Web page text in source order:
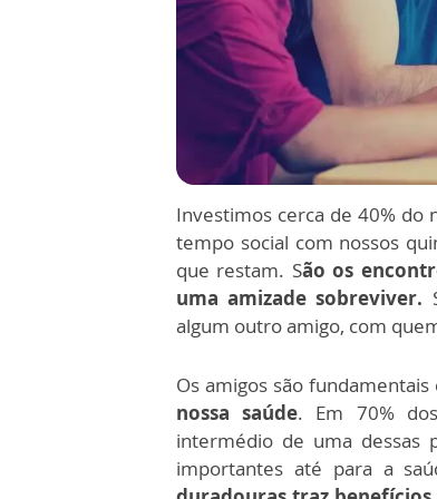
Investimos cerca de 40% do
tempo social com nossos
que restam. São os
uma amizade sobreviver.
algum outro amigo, com
Os amigos são
nossa saúde. Em 70%
intermédio de uma dessas
importantes até para a